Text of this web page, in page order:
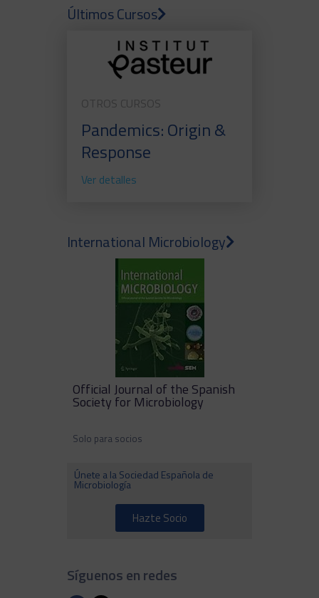
Últimos Cursos
OTROS CURSOS
Pandemics: Origin &
Response
Ver detalles
International Microbiology
Official Journal of the Spanish
Society for Microbiology
Solo para socios
Únete a la Sociedad Española de
Microbiología
Hazte Socio
Síguenos en redes